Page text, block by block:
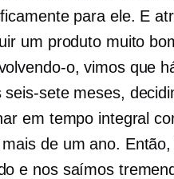
para ele. E
um produto muito
o, vimos que
seis-setemeses,
em tempo integral
de um ano.
e nos saímos